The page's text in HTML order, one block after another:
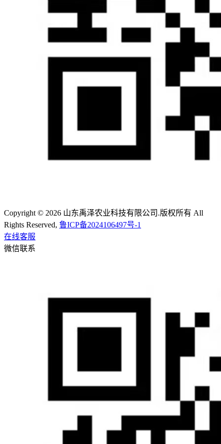
Copyright © 2026 山东禹泽农业科技有限公司.版权所有 All
Rights Reserved, 鲁ICP备2024106497号-1
在线客服
微信联系